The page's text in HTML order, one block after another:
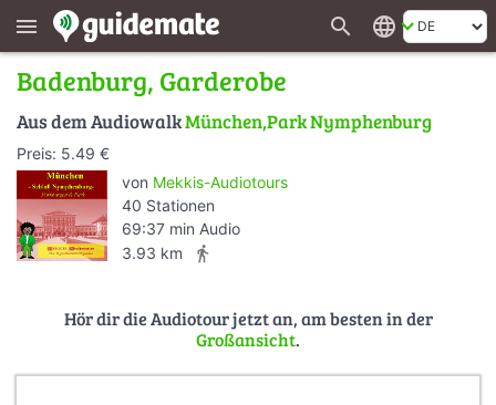
menu search language
Badenburg, Garderobe
Aus dem AudiowalkMünchen,Park Nymphenburg
Preis: 5.49 €
von Mekkis-Audiotours
40 Stationen
69:37 min Audio
3.93 km
directions_walk
Hör dir die Audiotour jetzt an, am besten in der
Großansicht.